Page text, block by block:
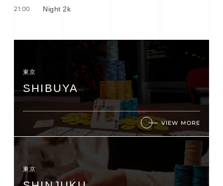
21:00 Night 2k
東京
SHIBUYA
VIEW MORE
東京